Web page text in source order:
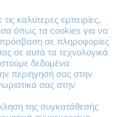
καλύτερες εμπειρίες,
όπως τα cookies για να
σε πληροφορίες
σε αυτά τα τεχνολογικά
δεδομένα
περιήγησή σας στην
σας στην
της συγκατάθεσής